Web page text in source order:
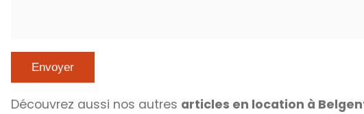
Découvrez aussi nos autres articles en location à